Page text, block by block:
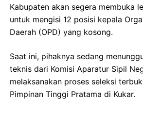
Kabupaten akan segera membuka
untuk mengisi 12 posisi kepala
Daerah (OPD) yang kosong.
Saat ini, pihaknya sedang
teknis dari Komisi Aparatur Sipil
melaksanakan proses seleksi
Pimpinan Tinggi Pratama di Kukar.